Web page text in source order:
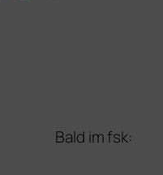
Bald im fsk: